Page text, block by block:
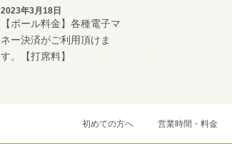
2023年3月18日
【ボール料金】各種電子マ
ネー決済がご利用頂けま
す。【打席料】
初めての方へ 営業時間・料金